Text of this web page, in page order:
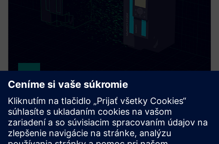
DriveSim Designer
DriveSim Designer is a digital twin of SINAMICS
drives in one model as a Functional Mock-up Unit. It
helps users test, simulate and size the correct drive